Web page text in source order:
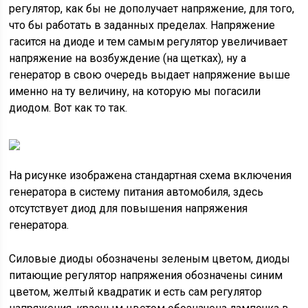
регулятор, как бы не дополучает напряжение, для того,
что бы работать в заданных пределах. Напряжение
гасится на диоде и тем самым регулятор увеличивает
напряжение на возбуждение (на щетках), ну а
генератор в свою очередь выдает напряжение выше
именно на ту величину, на которую мы погасили
диодом. Вот как то так.
На рисунке изображена стандартная схема включения
генератора в систему питания автомобиля, здесь
отсутствует диод для повышения напряжения
генератора.
Силовые диоды обозначены зеленым цветом, диоды
питающие регулятор напряжения обозначены синим
цветом, желтый квадратик и есть сам регулятор